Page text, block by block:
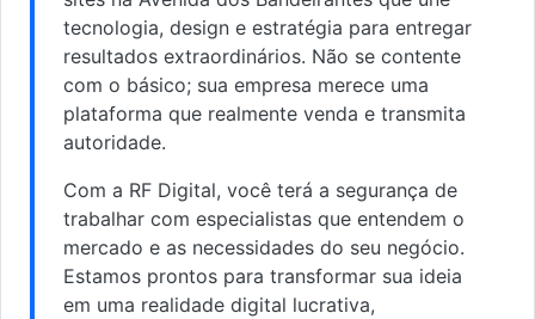
tecnologia, design e estratégia para entregar
resultados extraordinários. Não se contente
com o básico; sua empresa merece uma
plataforma que realmente venda e transmita
autoridade.
Com a RF Digital, você terá a segurança de
trabalhar com especialistas que entendem o
mercado e as necessidades do seu negócio.
Estamos prontos para transformar sua ideia
em uma realidade digital lucrativa,